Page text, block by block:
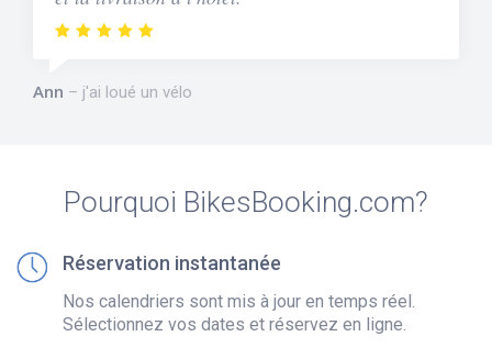
Ann j'ai loué un vélo
Pourquoi BikesBooking.com?
Réservation instantanée
Nos calendriers sont mis à jour en temps réel.
Sélectionnez vos dates et réservez en ligne.